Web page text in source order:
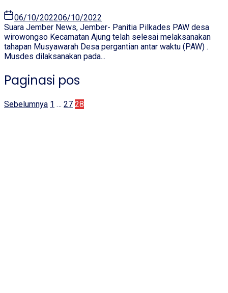
06/10/202206/10/2022
Suara Jember News, Jember- Panitia Pilkades PAW desa
wirowongso Kecamatan Ajung telah selesai melaksanakan
tahapan Musyawarah Desa pergantian antar waktu (PAW) .
Musdes dilaksanakan pada...
Paginasi pos
Sebelumnya 1 … 27 28